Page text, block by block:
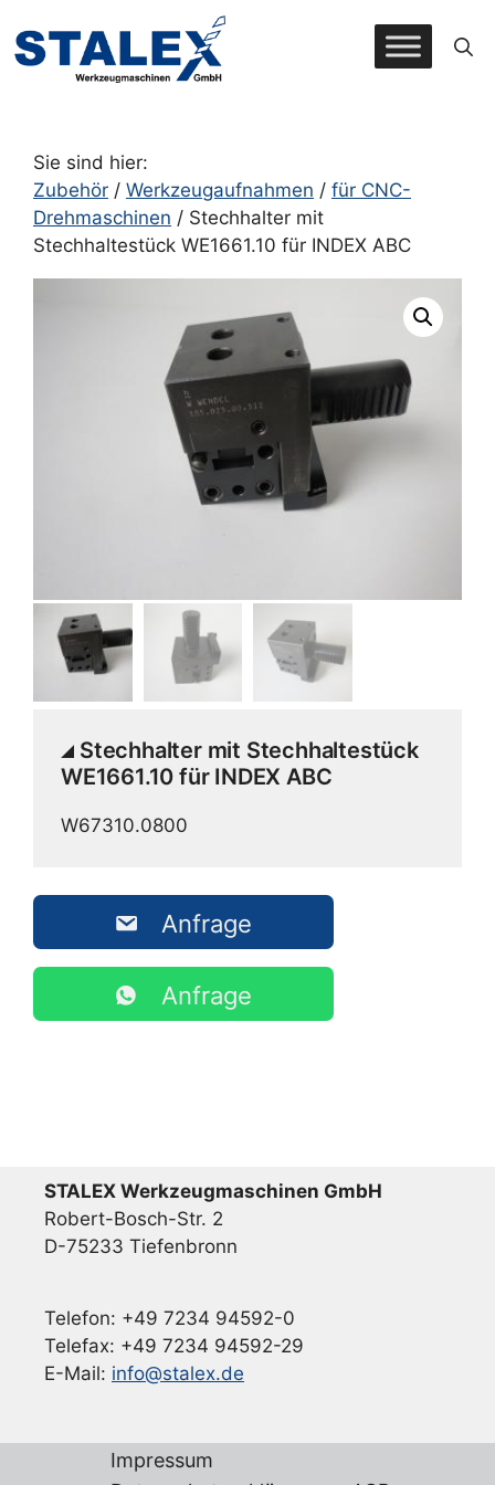
Inhalt
springen
Sie sind hier:
Zubehör / Werkzeugaufnahmen / für CNC-
Drehmaschinen / Stechhalter mit
Stechhaltestück WE1661.10 für INDEX ABC
Stechhalter mit Stechhaltestück
WE1661.10 für INDEX ABC
W67310.0800
Anfrage
Anfrage
STALEX Werkzeugmaschinen GmbH
Robert-Bosch-Str. 2
D-75233 Tiefenbronn
Telefon: +49 7234 94592-0
Telefax: +49 7234 94592-29
E-Mail: info@stalex.de
Impressum